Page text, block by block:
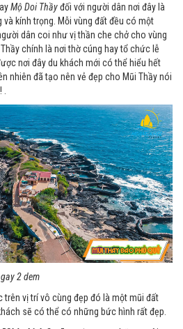
Mộ Doi Thầyđối với người dân nơi đây là
kính trọng. Mỗi vùng đất đều có một
dân coi như vị thần che chở cho vùng
chính là nơi thờ cúng hay tổ chức lễ
nơi đây du khách mới có thể hiểu hết
nhiên đã tạo nên vẻ đẹp cho Mũi Thầy nói
2 dem
trên vị trí vô cùng đẹp đó là một mũi đất
sẽ có thể có những bức hình rất đẹp.